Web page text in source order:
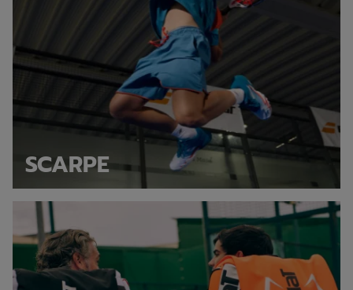
SCARPE
Borse